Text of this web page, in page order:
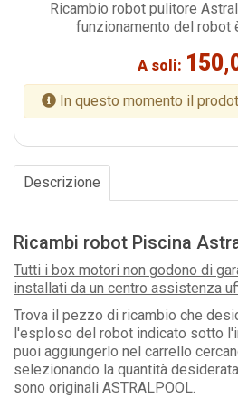
Ricambio robot pulitore
funzionamento del robot
A soli:
In questo momento il
Descrizione
Ricambi robot Piscina
Tutti i box motori non godono di
installati da un centro assistenza
Trova il pezzo di ricambio che
l'esploso del robot indicato sotto
puoi aggiungerlo nel carrello
selezionando la quantità
sono originali ASTRALPOOL.